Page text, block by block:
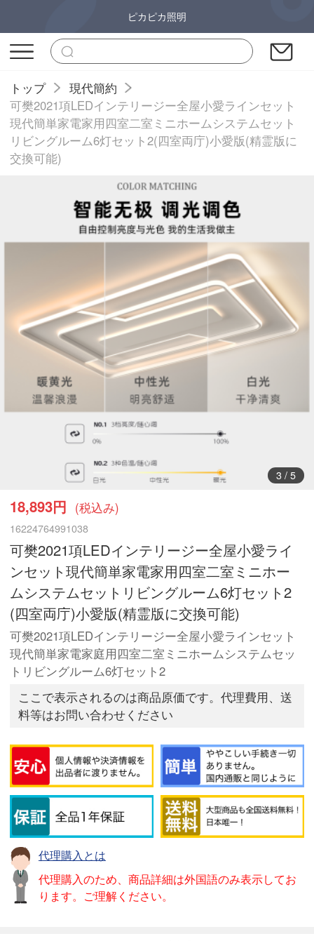
ピカピカ照明
トップ
現代簡約
可樊2021項LEDインテリージー全屋小愛ラインセット
現代簡単家電家用四室二室ミニホームシステムセット
リビングルーム6灯セット2(四室両庁)小愛版(精霊版に
交換可能)
4/ 5
18,893円 (税込み)
16224764991038
可樊2021項LEDインテリージー全屋小愛ライ
ンセット現代簡単家電家用四室二室ミニホー
ムシステムセットリビングルーム6灯セット2
(四室両庁)小愛版(精霊版に交換可能)
可樊2021項LEDインテリージー全屋小愛ラインセット
現代簡単家電家庭用四室二室ミニホームシステムセッ
トリビングルーム6灯セット2
ここで表示されるのは商品原価です。代理費用、送
料等はお問い合わせください
代理購入とは
代理購入のため、商品詳細は外国語のみ表示してお
ります。ご理解ください。